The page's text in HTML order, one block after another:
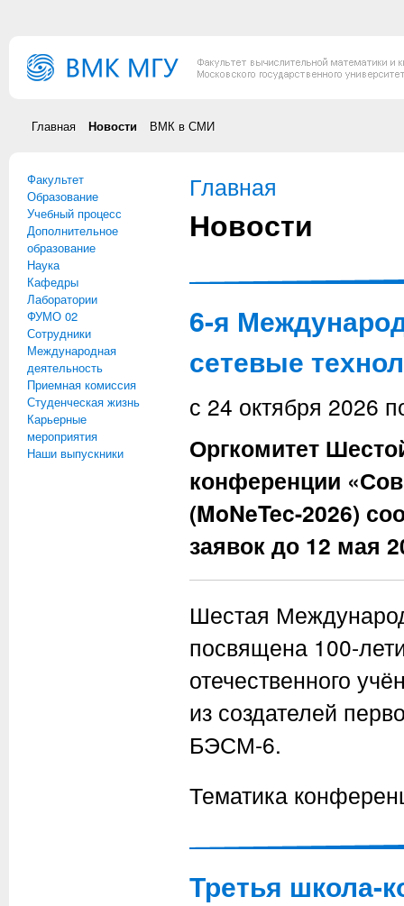
Главная Новости ВМК в СМИ
Факультет
Образование
Учебный процесс
Дополнительное
образование
Наука
Кафедры
Лаборатории
ФУМО 02
Сотрудники
Международная
деятельность
Приемная комиссия
Студенческая жизнь
Карьерные
мероприятия
Наши выпускники
Вы здесь
Главная
Новости
6-я
сетевые
с 24 октября 2026
Оргкомитет
конференции
(MoNeTec-2026)
заявок до 12 мая
Шестая
посвящена 100-
отечественного
из создателей
БЭСМ-6.
Тематика
Третья школа-